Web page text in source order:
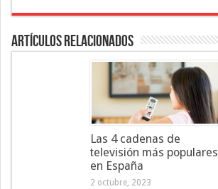
Artículos Relacionados
Las 4 cadenas de
televisión más populares
en España
2 octubre, 2023